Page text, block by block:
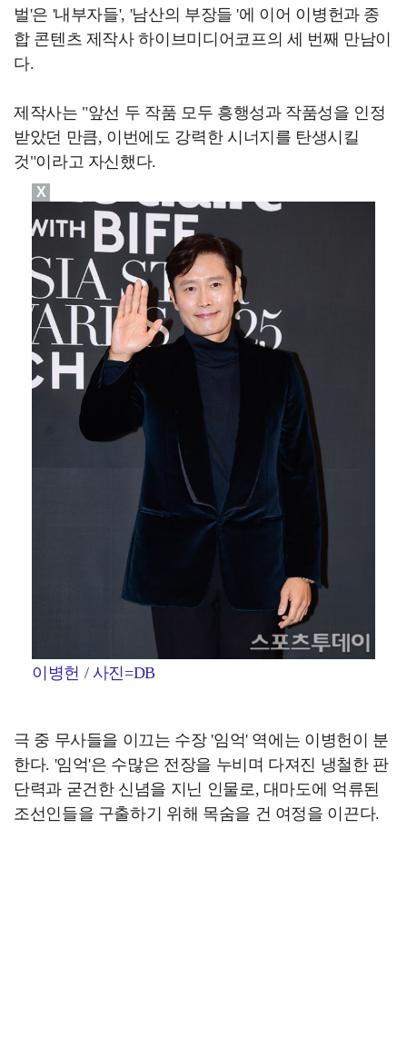
벌'은 '내부자들', '남산의 부장들 '에 이어 이병헌과 종
합 콘텐츠 제작사 하이브미디어코프의 세 번째 만남이
다.
제작사는 "앞선 두 작품 모두 흥행성과 작품성을 인정
받았던 만큼, 이번에도 강력한 시너지를 탄생시킬
것"이라고 자신했다.
이병헌 / 사진=DB
극 중 무사들을 이끄는 수장 '임억' 역에는 이병헌이 분
한다. '임억'은 수많은 전장을 누비며 다져진 냉철한 판
단력과 굳건한 신념을 지닌 인물로, 대마도에 억류된
조선인들을 구출하기 위해 목숨을 건 여정을 이끈다.
X